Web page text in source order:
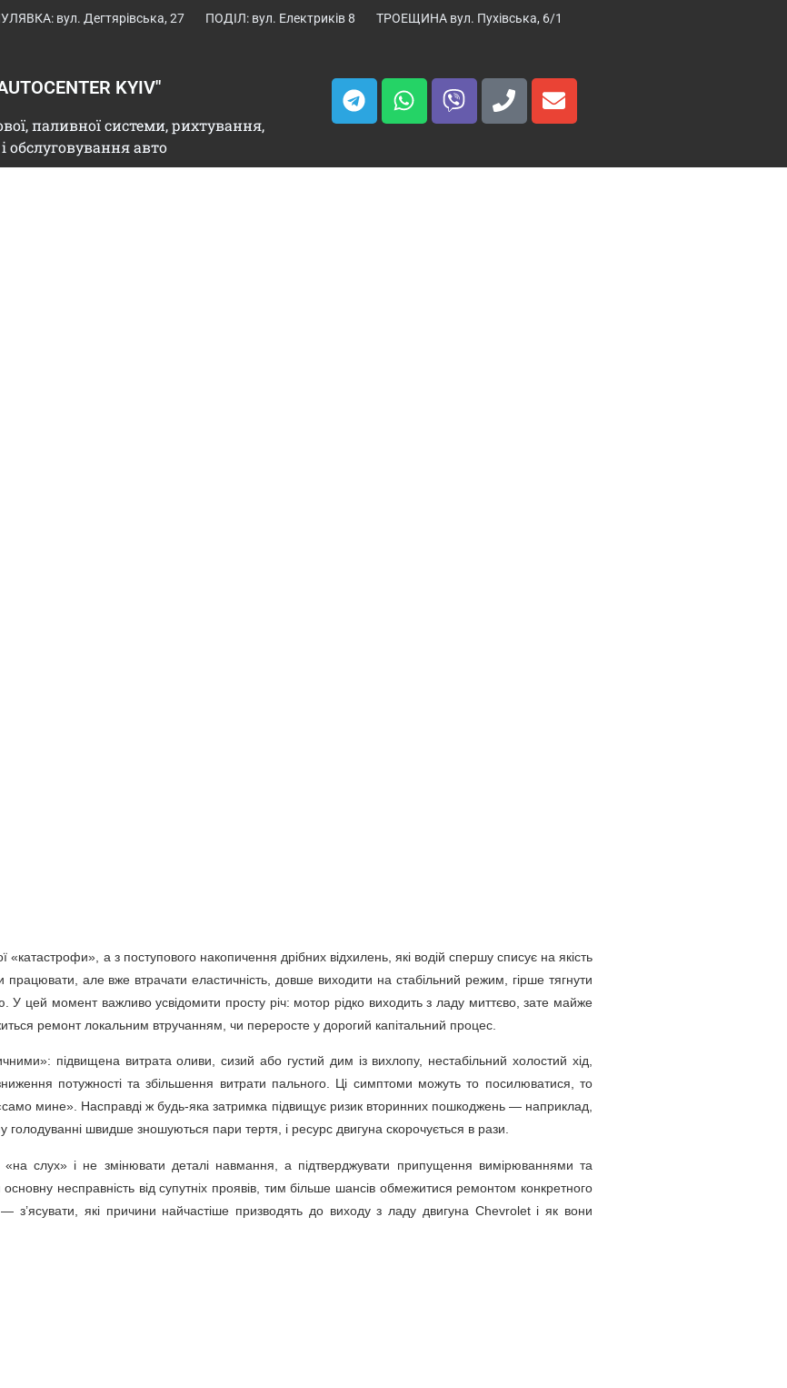
вул. Дегтярівська, 27 ПОДІЛ: вул. Електриків 8 ТРОЕЩИНА вул. Пухівська, 6/1
KYIV"
паливної системи, рихтування,
обслуговування авто
«катастрофи», а з поступового накопичення дрібних відхилень, які водій спершу списує на якість
але вже втрачати еластичність, довше виходити на стабільний режим, гірше тягнути
У цей момент важливо усвідомити просту річ: мотор рідко виходить з ладу миттєво, зате майже
ремонт локальним втручанням, чи переросте у дорогий капітальний процес.
підвищена витрата оливи, сизий або густий дим із вихлопу, нестабільний холостий хід,
потужності та збільшення витрати пального. Ці симптоми можуть то посилюватися, то
мине». Насправді ж будь-яка затримка підвищує ризик вторинних пошкоджень — наприклад,
швидше зношуються пари тертя, і ресурс двигуна скорочується в рази.
слух» і не змінювати деталі навмання, а підтверджувати припущення вимірюваннями та
несправність від супутніх проявів, тим більше шансів обмежитися ремонтом конкретного
які причини найчастіше призводять до виходу з ладу двигуна Chevrolet і як вони